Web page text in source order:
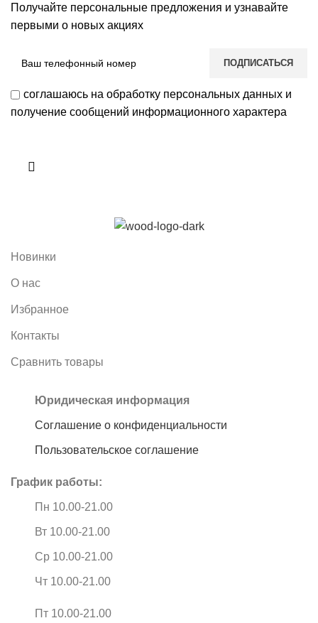
Получайте персональные предложения и узнавайте
первыми о новых акциях
соглашаюсь на обработку персональных данных и
получение сообщений информационного характера
Новинки
О нас
Избранное
Контакты
Сравнить товары
Юридическая информация
Соглашение о конфиденциальности
Пользовательское соглашение
График работы:
Пн 10.00-21.00
Вт 10.00-21.00
Ср 10.00-21.00
Чт 10.00-21.00
Пт 10.00-21.00